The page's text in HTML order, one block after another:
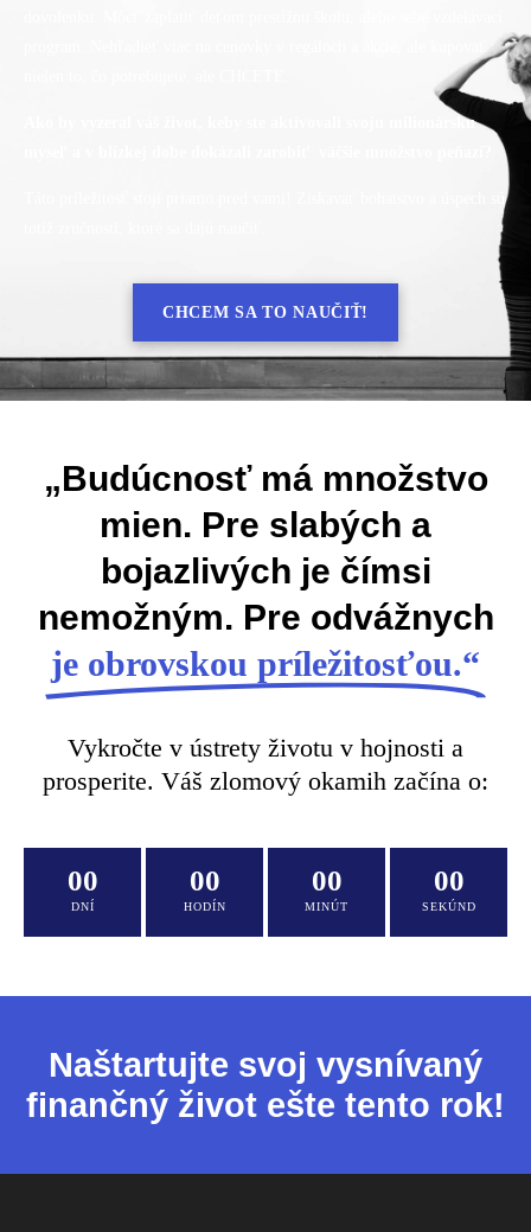
Ako by vyzeral váš život, keby ste aktivovali svoju milionársku
CHCEM SA TO NAUČIŤ!
„Budúcnosť má množstvo
mien. Pre slabých a
bojazlivých je čímsi
nemožným. Pre odvážnych
je obrovskou príležitosťou.“
Vykročte v ústrety životu v hojnosti a
prosperite. Váš zlomový okamih začína o:
00
DNÍ
00
HODÍN
00
MINÚT
00
SEKÚND
Naštartujte svoj vysnívaný
finančný život ešte tento rok!